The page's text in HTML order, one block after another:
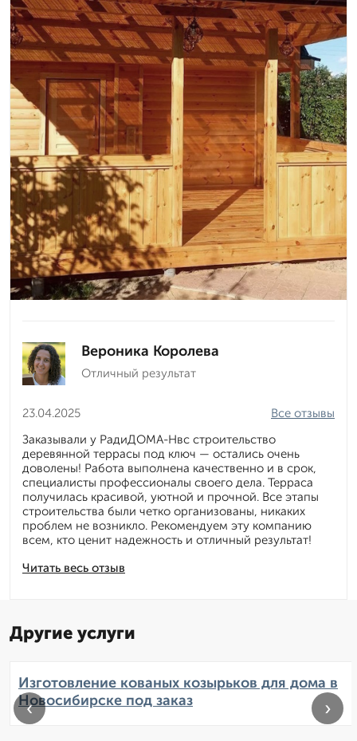
Вероника Королева
Отличный результат
23.04.2025
Читать весь отзыв
Все отзывы
Заказывали у РадиДОМА-Нвс строительство
деревянной террасы под ключ — остались очень
доволены! Работа выполнена качественно и в срок,
специалисты профессионалы своего дела. Терраса
получилась красивой, уютной и прочной. Все этапы
строительства были четко организованы, никаких
проблем не возникло. Рекомендуем эту компанию
всем, кто ценит надежность и отличный результат!
Другие услуги
Изготовление кованых козырьков для дома в
Новосибирске под заказ
‹ ›